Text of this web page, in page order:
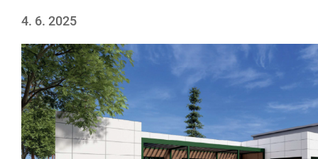
4. 6. 2025